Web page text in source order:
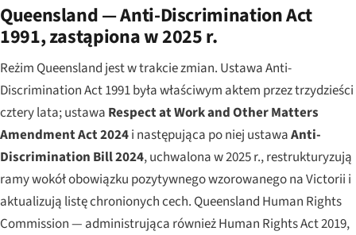
Queensland — Anti-Discrimination Act
1991, zastąpiona w 2025 r.
Reżim Queensland jest w trakcie zmian. Ustawa Anti-
Discrimination Act 1991 była właściwym aktem przez trzydzieści
cztery lata; ustawa Respect at Work and Other Matters
Amendment Act 2024i następująca po niej ustawaAnti-
Discrimination Bill 2024, uchwalona w 2025 r., restrukturyzują
ramy wokół obowiązku pozytywnego wzorowanego na Victorii i
aktualizują listę chronionych cech. Queensland Human Rights
Commission — administrująca również Human Rights Act 2019,